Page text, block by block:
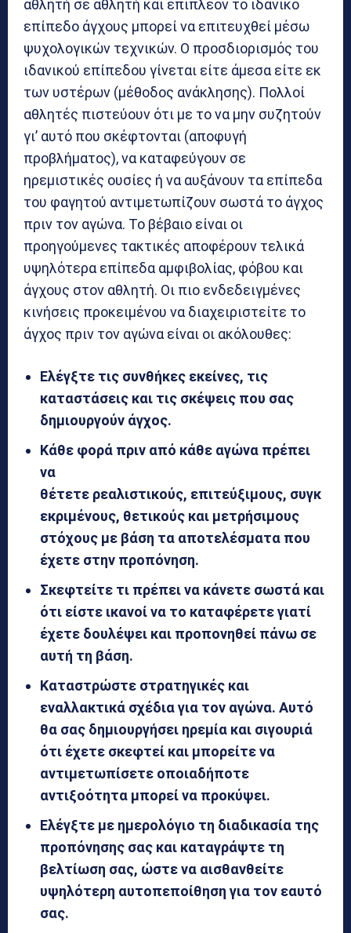
αθλητή σε αθλητή και επιπλέον το ιδανικό
επίπεδο άγχους μπορεί να επιτευχθεί μέσω
ψυχολογικών τεχνικών. Ο προσδιορισμός του
ιδανικού επίπεδου γίνεται είτε άμεσα είτε εκ
των υστέρων (μέθοδος ανάκλησης). Πολλοί
αθλητές πιστεύουν ότι με το να μην συζητούν
γι’ αυτό που σκέφτονται (αποφυγή
προβλήματος), να καταφεύγουν σε
ηρεμιστικές ουσίες ή να αυξάνουν τα επίπεδα
του φαγητού αντιμετωπίζουν σωστά το άγχος
πριν τον αγώνα. Το βέβαιο είναι οι
προηγούμενες τακτικές αποφέρουν τελικά
υψηλότερα επίπεδα αμφιβολίας, φόβου και
άγχους στον αθλητή. Οι πιο ενδεδειγμένες
κινήσεις προκειμένου να διαχειριστείτε το
άγχος πριν τον αγώνα είναι οι ακόλουθες:
Ελέγξτε τις συνθήκες εκείνες, τις
καταστάσεις και τις σκέψεις που σας
δημιουργούν άγχος.
Κάθε φορά πριν από κάθε αγώνα πρέπει
να
θέτετε ρεαλιστικούς, επιτεύξιμους, συγκ
εκριμένους, θετικούς και μετρήσιμους
στόχους με βάση τα αποτελέσματα που
έχετε στην προπόνηση.
Σκεφτείτε τι πρέπει να κάνετε σωστά και
ότι είστε ικανοί να το καταφέρετε γιατί
έχετε δουλέψει και προπονηθεί πάνω σε
αυτή τη βάση.
Καταστρώστε στρατηγικές και
εναλλακτικά σχέδια για τον αγώνα. Αυτό
θα σας δημιουργήσει ηρεμία και σιγουριά
ότι έχετε σκεφτεί και μπορείτε να
αντιμετωπίσετε οποιαδήποτε
αντιξοότητα μπορεί να προκύψει.
Ελέγξτε με ημερολόγιο τη διαδικασία της
προπόνησης σας και καταγράψτε τη
βελτίωση σας, ώστε να αισθανθείτε
υψηλότερη αυτοπεποίθηση για τον εαυτό
σας.